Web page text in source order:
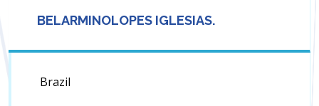
BELARMINOLOPES IGLESIAS.
Brazil